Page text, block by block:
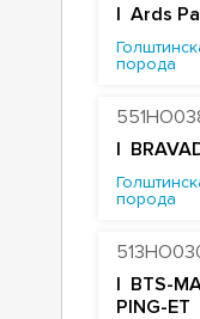
Ards
порода
|
порода
| BTS-
PING-ET